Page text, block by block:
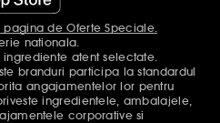
pagina de Oferte Speciale.
nationala.
atent selectate.
branduri participa la standardul
angajamentelor lor pentru
ingredientele, ambalajele,
corporative si